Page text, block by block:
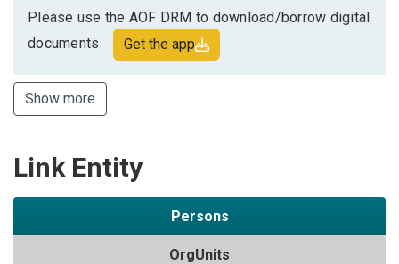
Please use the AOF DRM to download/borrow digital
documents
Get the app
Show more
Link Entity
Persons
OrgUnits